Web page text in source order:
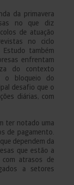
da primavera
no que diz
de atuação
no ciclo
também
enfrentam
do contexto
o bloqueio do
desafio que o
diárias, com
ter notado uma
de pagamento.
dependem da
que estão a
atrasos de
a setores